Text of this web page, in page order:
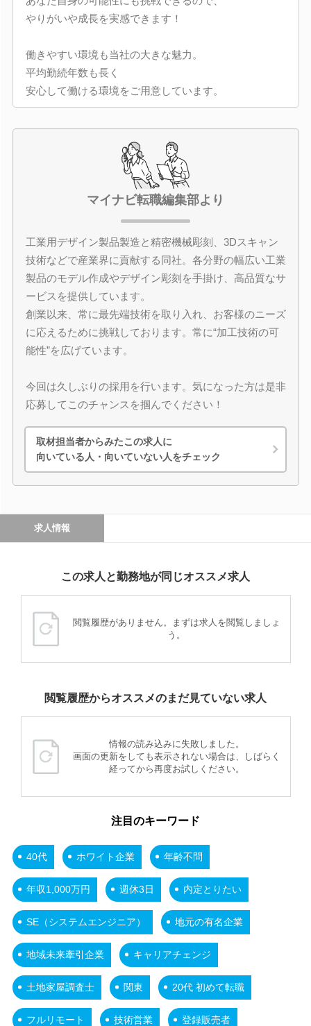
やりがいや成長を実感できます！
働きやすい環境も当社の大きな魅力。
平均勤続年数も長く
安心して働ける環境をご用意しています。
マイナビ転職編集部より
工業用デザイン製品製造と精密機械彫刻、3Dスキャン
技術などで産業界に貢献する同社。各分野の幅広い工業
製品のモデル作成やデザイン彫刻を手掛け、高品質なサ
ービスを提供しています。
創業以来、常に最先端技術を取り入れ、お客様のニーズ
に応えるために挑戦しております。常に“加工技術の可
能性”を広げています。
今回は久しぶりの採用を行います。気になった方は是非
応募してこのチャンスを掴んでください！
取材担当者からみたこの求人に
向いている人・向いていない人をチェック
求人情報
この求人と勤務地が同じオススメ求人
閲覧履歴がありません。まずは求人を閲覧しましょ
う。
閲覧履歴からオススメのまだ見ていない求人
情報の読み込みに失敗しました。
画面の更新をしても表示されない場合は、しばらく
経ってから再度お試しください。
注目のキーワード
40代 ホワイト企業 年齢不問
年収1,000万円 週休3日 内定とりたい
SE（システムエンジニア） 地元の有名企業
地域未来牽引企業 キャリアチェンジ
土地家屋調査士 関東 20代 初めて転職
フルリモート 技術営業 登録販売者